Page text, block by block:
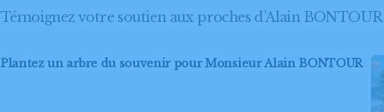
Témoignez votre soutien aux proches d’Alain BONTOUR
Plantez un arbre du souvenir pour Monsieur Alain BONTOUR